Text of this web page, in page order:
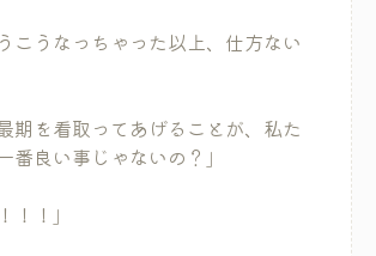
こうなっちゃった以上、仕方ない
期を看取ってあげることが、私た
番良い事じゃないの？」
！！」